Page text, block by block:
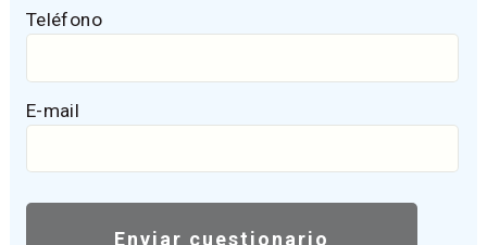
Teléfono
E-mail